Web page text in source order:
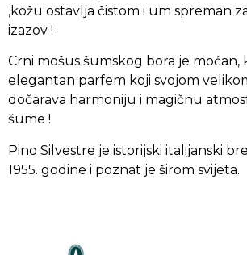
,kožu ostavlja čistom i um spreman
izazov !
Crni mošus šumskog bora je moćan,
elegantan parfem koji svojom
dočarava harmoniju i magičnu
šume !
Pino Silvestre je istorijski italijanski
1955. godine i poznat je širom svijeta.